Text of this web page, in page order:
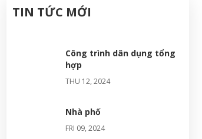
TIN TỨC MỚI
Công trình dân dụng tổng
hợp
THU 12, 2024
Nhà phố
FRI 09, 2024